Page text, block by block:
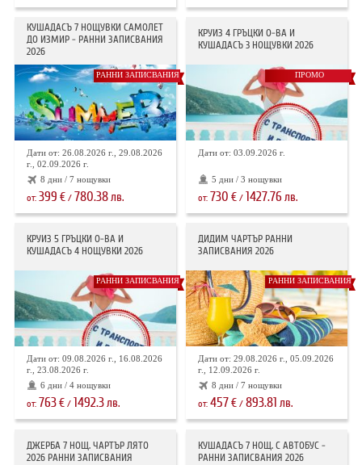
КУШАДАСЪ 7 НОЩУВКИ САМОЛЕТ
ДО ИЗМИР - РАННИ ЗАПИСВАНИЯ
2026
РАННИ ЗАПИСВАНИЯ
Дати от: 26.08.2026 г., 29.08.2026
г., 02.09.2026 г.
8 дни / 7 нощувки
от: 399 €/ 780.38лв.
КРУИЗ 4 ГРЪЦКИ О-ВА И
КУШАДАСЪ 3 НОЩУВКИ 2026
ПРОМО
Дати от: 03.09.2026 г.
5 дни / 3 нощувки
от: 730 € / 1427.76лв.
КРУИЗ 5 ГРЪЦКИ О-ВА И
КУШАДАСЪ 4 НОЩУВКИ 2026
РАННИ ЗАПИСВАНИЯ
Дати от: 09.08.2026 г., 16.08.2026
г., 23.08.2026 г.
6 дни / 4 нощувки
от: 763€/ 1492.3лв.
ДИДИМ ЧАРТЪР РАННИ
ЗАПИСВАНИЯ 2026
РАННИ ЗАПИСВАНИЯ
Дати от: 29.08.2026 г., 05.09.2026
г., 12.09.2026 г.
8 дни / 7 нощувки
от:457€ /893.81 лв.
ДЖЕРБА 7 НОЩ. ЧАРТЪР ЛЯТО
2026 РАННИ ЗАПИСВАНИЯ
КУШАДАСЪ 7 НОЩ. С АВТОБУС -
РАННИ ЗАПИСВАНИЯ 2026